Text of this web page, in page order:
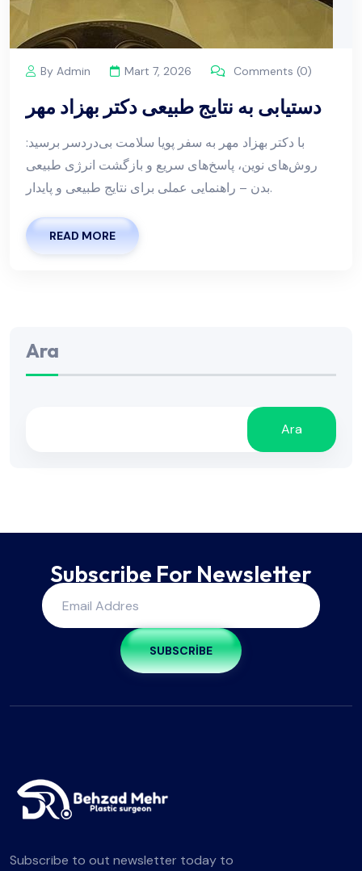
By Admin Mart 7, 2026 Comments (0)
دستیابی به نتایج طبیعی دکتر بهزاد مهر
با دکتر بهزاد مهر به سفر پویا سلامت بی‌دردسر برسید:
روش‌های نوین، پاسخ‌های سریع و بازگشت انرژی طبیعی
بدن – راهنمایی عملی برای نتایج طبیعی و پایدار.
READ MORE
Ara
Ara
Subscribe For Newsletter
SUBSCRIBE
Subscribe to out newsletter today to